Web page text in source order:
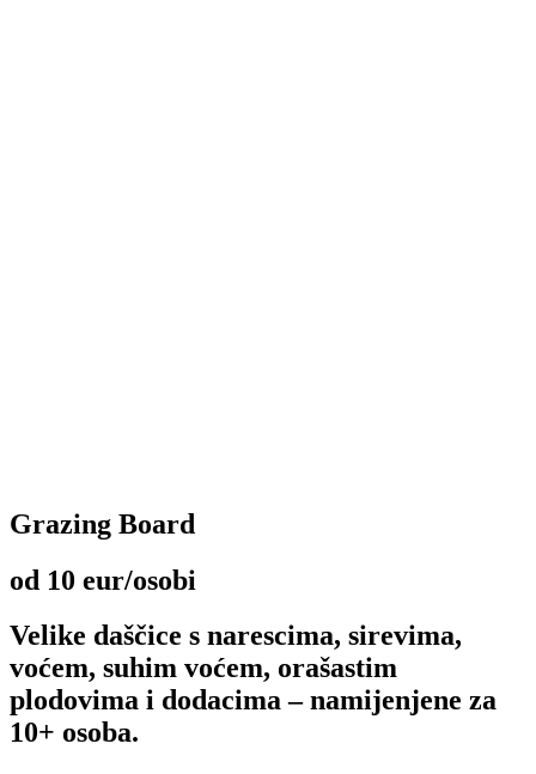
Grazing Board
od 10 eur/osobi
Velike daščice s narescima, sirevima,
voćem, suhim voćem, orašastim
plodovima i dodacima – namijenjene za
10+ osoba.